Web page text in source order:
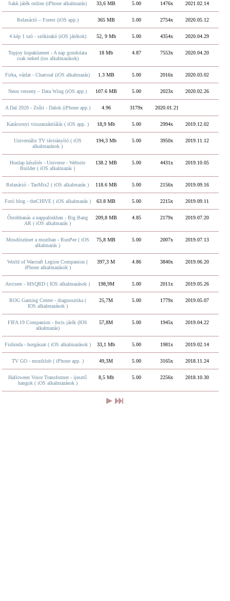
Sakk játék online (iPhone alkalmazás) 33,6 MB 5.00 1476x 2021.02.14
Relaxáció – Forest (iOS app.) 365 MB 5.00 2754x 2020.05.12
4 kép 1 szó - szókirakó (iOS játékok) 52, 9 Mb 5.00 4354x 2020.04.29
Topjoy kupaküzenet - A nap gondolata
csak neked (ios alkalmazások)
18 Mb 4.87 7553x 2020.04.20
Firka, vázlat - Charcoal (iOS alkalmazás) 1.3 MB 5.00 2016x 2020.03.02
Neon verseny – Data Wing (iOS app.) 107.6 MB 5.00 2023x 2020.02.26
A Dal 2020 - Zsűri - Dalok (iPhone app.) 4.96 3179x 2020.01.21
Karácsonyi visszaszámlálás ( iOS app. ) 18,9 Mb 5.00 2994x 2019.12.02
Univerzális TV távirányító ( iOS
alkalmazások )
194,3 Mb 5.00 3950x 2019.11.12
Honlap készítés - Universe - Website
Builder ( iOS alkalmazás )
138.2 MB 5.00 4431x 2019.10.05
Relaxáció - TaoMix2 ( iOS alkalmazás ) 118.6 MB 5.00 2156x 2019.09.16
Fotó blog - theCHIVE ( iOS alkalmazás ) 63.8 MB 5.00 2215x 2019.09.11
Ősrobbanás a nappalinkban - Big Bang
AR ( iOS alkalmazás )
209,8 MB 4.85 2179x 2019.07.20
Mosdószünet a moziban - RunPee ( iOS
alkalmazás )
75,8 MB 5.00 2007x 2019.07.13
World of Warcraft Legion Companion (
iPhone alkalmazások )
397,3 M 4.86 3840x 2019.06.20
Arccsere - MSQRD ( IOS alkalmazások ) 198,9M 5.00 2011x 2019.05.26
ROG Gaming Center - diagnosztika (
IOS alkalmazások )
25,7M 5.00 1779x 2019.05.07
FIFA 19 Companion - focis játék (IOS
alkalmazás)
57,8M 5.00 1945x 2019.04.22
Fishinda - horgászat ( iOS alkalmazások ) 33,1 Mb 5.00 1981x 2019.02.14
TV GO - moziklub ( iPhone app. ) 49,3M 5.00 3165x 2018.11.24
Halloween Voice Transformer - ijesztő
hangok ( iOS alkalmazások )
8,5 Mb 5.00 2256x 2018.10.30